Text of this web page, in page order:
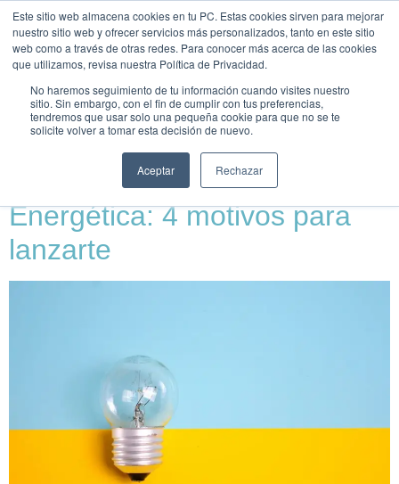
Este sitio web almacena cookies en tu PC. Estas cookies sirven para mejorar
nuestro sitio web y ofrecer servicios más personalizados, tanto en este sitio
web como a través de otras redes. Para conocer más acerca de las cookies
que utilizamos, revisa nuestra Política de Privacidad.
No haremos seguimiento de tu información cuando visites nuestro
sitio. Sin embargo, con el fin de cumplir con tus preferencias,
tendremos que usar solo una pequeña cookie para que no se te
solicite volver a tomar esta decisión de nuevo.
Aceptar Rechazar
UNEIX-
TE
Etiqueta:Gestión
Energética
Formación en Gestión
Energética: 4 motivos para
lanzarte